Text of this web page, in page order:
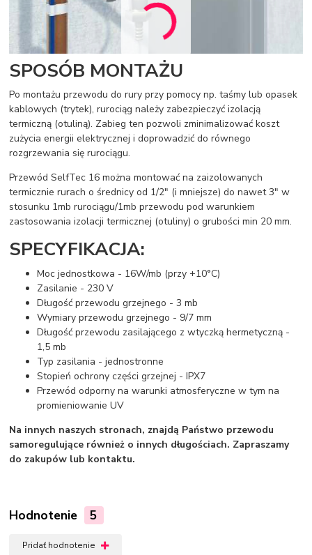
SPOSÓB MONTAŻU
Po montażu przewodu do rury przy pomocy np. taśmy lub opasek
kablowych (trytek), rurociąg należy zabezpieczyć izolacją
termiczną (otuliną). Zabieg ten pozwoli zminimalizować koszt
zużycia energii elektrycznej i doprowadzić do równego
rozgrzewania się rurociągu.
Przewód SelfTec 16 można montować na zaizolowanych
termicznie rurach o średnicy od 1/2" (i mniejsze) do nawet 3" w
stosunku 1mb rurociągu/1mb przewodu pod warunkiem
zastosowania izolacji termicznej (otuliny) o grubości min 20 mm.
SPECYFIKACJA:
Moc jednostkowa - 16W/mb (przy +10°C)
Zasilanie - 230 V
Długość przewodu grzejnego - 3 mb
Wymiary przewodu grzejnego - 9/7 mm
Długość przewodu zasilającego z wtyczką hermetyczną -
1,5 mb
Typ zasilania - jednostronne
Stopień ochrony części grzejnej - IPX7
Przewód odporny na warunki atmosferyczne w tym na
promieniowanie UV
Na innych naszych stronach, znajdą Państwo przewodu
samoregulujące również o innych długościach. Zapraszamy
do zakupów lub kontaktu.
Hodnotenie 5
Pridať hodnotenie